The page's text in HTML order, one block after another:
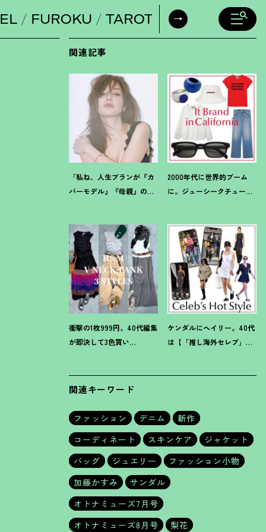
FUROKU TAROT DAILY
関連記事
「私ね、人生プランが『カ
バーモデル』『母親』の二
2000年代に世界的ブーム
に。ジューシークチュール
衝撃の1枚999円。40代編集
が即決して3色買い
ケンダルにヘイリー。40代
は【「推し海外セレブ」
関連キーワード
ファッション デニム
新作
コーディネート
スキンケア
ジャケット
バッグ
ジュエリー
ファッション小物
加藤かすみ
サンダル
オトナミューズ7月号
オトナミューズ8月号
梨花